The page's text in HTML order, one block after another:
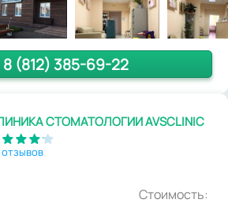
8 (812) 385-69-22
СТОМАТОЛОГИИ AVSCLINIC
отзывов
Стоимость: